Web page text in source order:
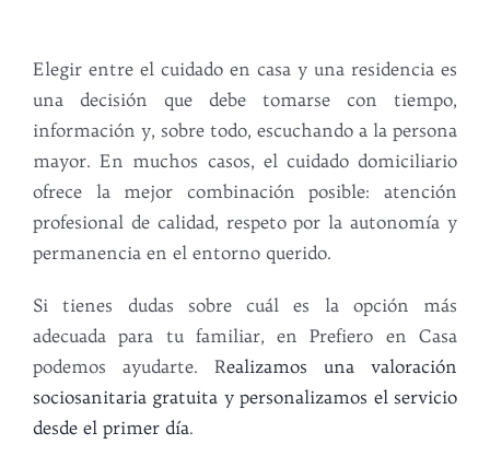
Elegir entre el cuidado en casa y una residencia es
una decisión que debe tomarse con tiempo,
información y, sobre todo, escuchando a la persona
mayor. En muchos casos, el cuidado domiciliario
ofrece la mejor combinación posible: atención
profesional de calidad, respeto por la autonomía y
permanencia en el entorno querido.
Si tienes dudas sobre cuál es la opción más
adecuada para tu familiar, en Prefiero en Casa
podemos ayudarte. Realizamos una valoración
sociosanitaria gratuita y personalizamos el servicio
desde el primer día.